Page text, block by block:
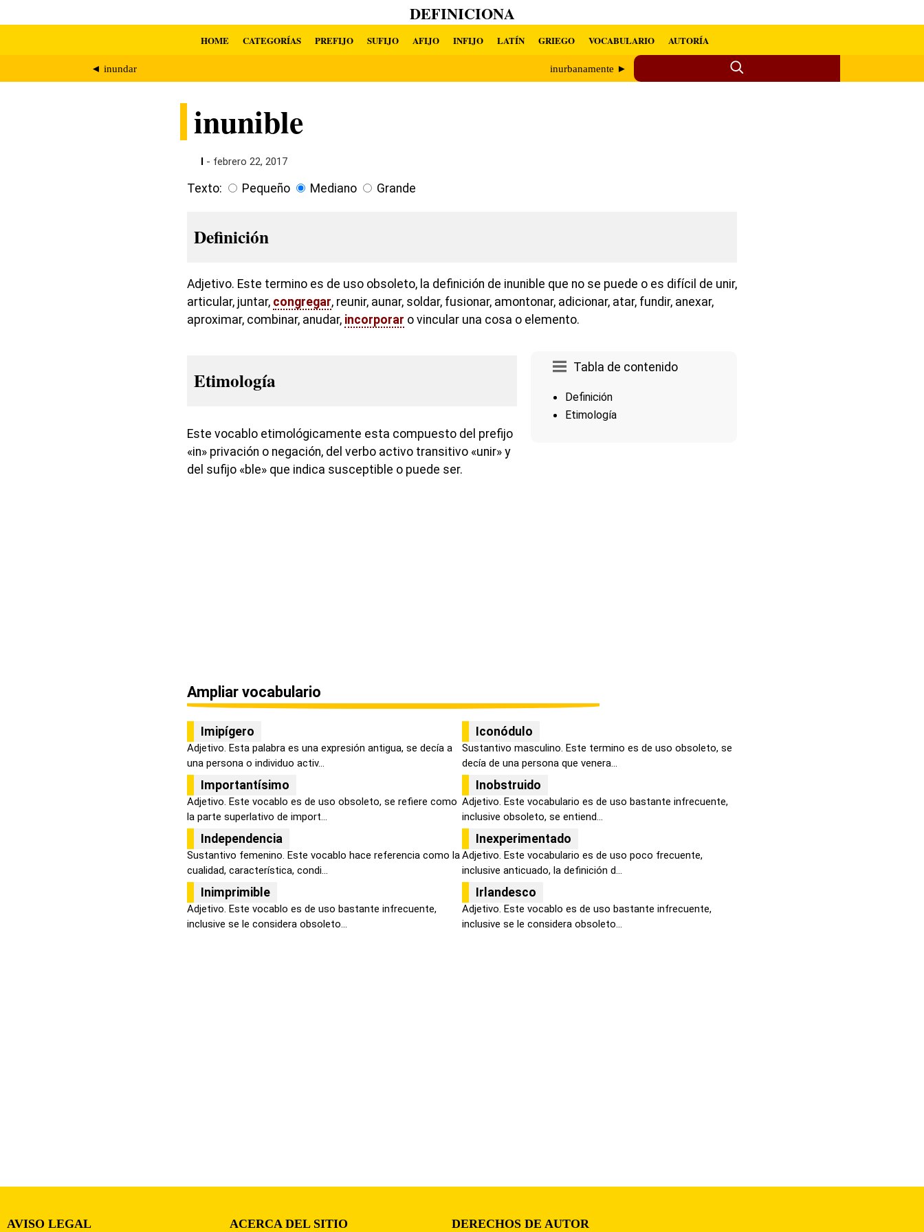
DEFINICIONA
HOME CATEGORÍAS PREFIJO SUFIJO AFIJO INFIJO LATÍN GRIEGO VOCABULARIO AUTORÍA
◄ inundar inurbanamente ►
inunible
- febrero 22, 2017
Texto: Pequeño Mediano Grande
Definición
Adjetivo. Este termino es de uso obsoleto, la definición de inunible que no se puede o es difícil de unir,
articular, juntar, congregar, reunir, aunar, soldar, fusionar, amontonar, adicionar, atar, fundir, anexar,
aproximar, combinar, anudar, incorporar o vincular una cosa o elemento.
Tabla de contenido
Definición
Etimología
Etimología
Este vocablo etimológicamente esta compuesto del prefijo
«in» privación o negación, del verbo activo transitivo «unir» y
del sufijo «ble» que indica susceptible o puede ser.
Ampliar vocabulario
Imipígero
Adjetivo. Esta palabra es una expresión antigua, se decía a
una persona o individuo activ...
Iconódulo
Sustantivo masculino. Este termino es de uso obsoleto, se
decía de una persona que venera...
Importantísimo
Adjetivo. Este vocablo es de uso obsoleto, se refiere como
la parte superlativo de import...
Inobstruido
Adjetivo. Este vocabulario es de uso bastante infrecuente,
inclusive obsoleto, se entiend...
Independencia
Sustantivo femenino. Este vocablo hace referencia como la
cualidad, característica, condi...
Inexperimentado
Adjetivo. Este vocabulario es de uso poco frecuente,
inclusive anticuado, la definición d...
Inimprimible
Adjetivo. Este vocablo es de uso bastante infrecuente,
inclusive se le considera obsoleto...
Irlandesco
Adjetivo. Este vocablo es de uso bastante infrecuente,
inclusive se le considera obsoleto...
AVISO LEGAL ACERCA DEL SITIO DERECHOS DE AUTOR